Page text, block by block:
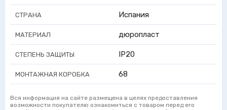
СТРАНА Испания
МАТЕРИАЛ дюропласт
СТЕПЕНЬ ЗАЩИТЫ IP20
МОНТАЖНАЯ КОРОБКА 68
Вся информация на сайте размещена в целях предоставления
возможности покупателю ознакомиться с товаром перед его